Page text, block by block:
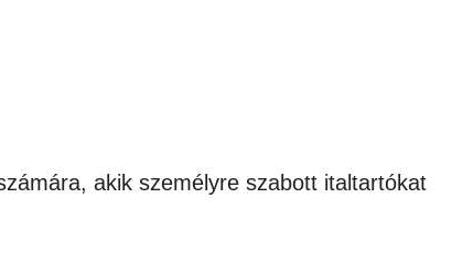
akik személyre szabott italtartókat